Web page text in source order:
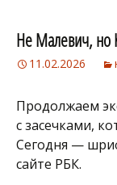
Не Малевич, но
11.02.2026
Продолжаем
с засечками,
Сегодня —
сайте РБК.